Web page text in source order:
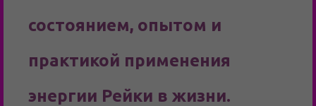
состоянием, опытом и
практикой применения
энергии Рейки в жизни.